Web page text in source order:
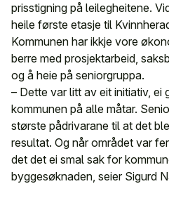
prisstigning på leilegheitene.
heile første etasje til
Kommunen har ikkje vore
berre med prosjektarbeid,
og å heie på seniorgruppa.
– Dette var litt av eit initiativ, ei
kommunen på alle måtar.
største pådrivarane til at det
resultat. Og når området var
det det ei smal sak for
byggesøknaden, seier Sigurd